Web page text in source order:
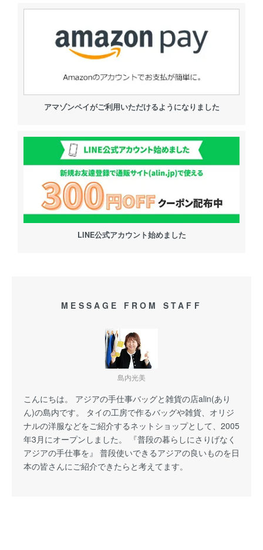
アマゾンペイがご利用いただけるようになりました
LINE公式アカウント始めました
MESSAGE FROM STAFF
島内光美
こんにちは。 アジアの手仕事バッグと雑貨の店alin(あり
ん)の島内です。 タイの工房で作るバッグや雑貨、オリジ
ナルの洋服などをご紹介するネットショップとして、2005
年3月にオープンしました。 『普段の暮らしにさりげなく
アジアの手仕事を』 普段使いできるアジアの良いものを日
本の皆さんにご紹介できたらと考えてます。